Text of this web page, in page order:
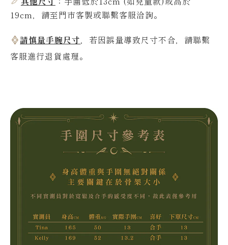
19cm，請至門市客製或聯繫客服洽詢。
請慎量手腕尺寸，若因誤量導致尺寸不合，請聯繫
客服進行退貨處理。